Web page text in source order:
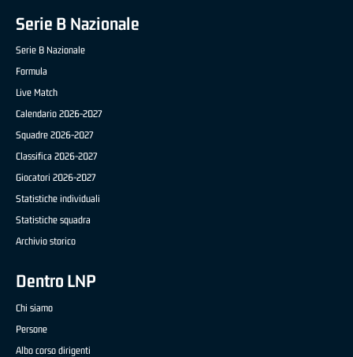
Serie B Nazionale
Serie B Nazionale
Formula
Live Match
Calendario 2026-2027
Squadre 2026-2027
Classifica 2026-2027
Giocatori 2026-2027
Statistiche individuali
Statistiche squadra
Archivio storico
Dentro LNP
Chi siamo
Persone
Albo corso dirigenti